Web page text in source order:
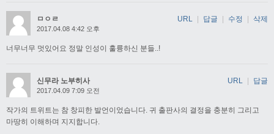
ㅁㅇㄹ
2017.04.08 4:42 오후
너무너무 멋있어요 정말 인성이 훌륭하신 분들..!
URL 답글 수정 삭제
신무라 노부히사
2017.04.09 7:09 오전
작가의 트위트는 참 창피한 발언이었습니다. 귀 출판사의 결정을 충분히 그리고
마땅히 이해하며 지지합니다.
URL 답글